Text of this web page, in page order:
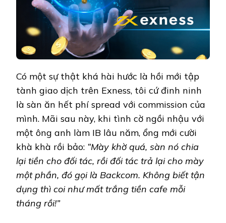
Có một sự thật khá hài hước là hồi mới tập
tành giao dịch trên Exness, tôi cứ đinh ninh
là sàn ăn hết phí spread với commission của
mình. Mãi sau này, khi tình cờ ngồi nhậu với
một ông anh làm IB lâu năm, ổng mới cười
khà khà rồi bảo: “Mày khờ quá, sàn nó chia
lại tiền cho đối tác, rồi đối tác trả lại cho mày
một phần, đó gọi là Backcom. Không biết tận
dụng thì coi như mất trắng tiền cafe mỗi
tháng rồi!”